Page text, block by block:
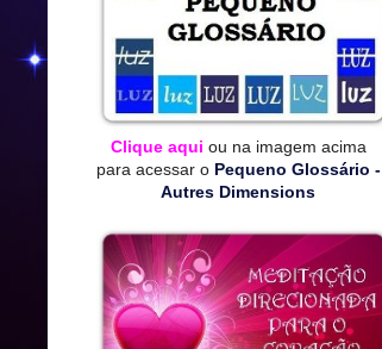
Clique aqui ou na imagem acima
para acessar o Pequeno Glossário -
Autres Dimensions